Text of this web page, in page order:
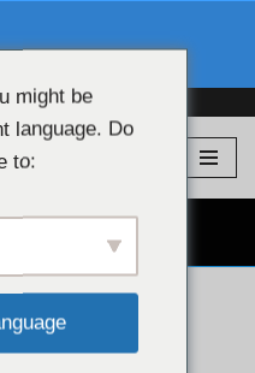
💖 Modele VIP
👉
might be
language. Do
to: